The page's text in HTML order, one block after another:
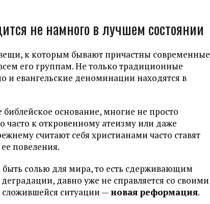
не намного в лучшем состоянии
к которым бывают причастны современные
его группам. Не только традиционные
и евангельские деноминации находятся в
основание, многие не просто
к откровенному атеизму или даже
считают себя христианами часто ставят
повеления.
быть солью для мира, то есть сдерживающим
давно уже не справляется со своими
ситуации — новая реформация.